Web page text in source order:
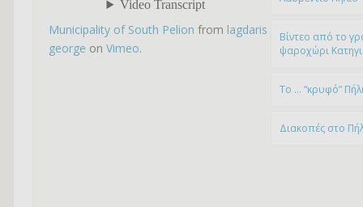
Municipality of South Pelion from lagdaris
george on Vimeo.
Βίντεο από το
ψαροχώρι
To … “κρυφό”
Διακοπές στο